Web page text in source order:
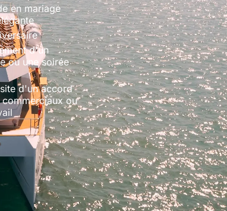
en mariage
d'un
ou une soirée
d'un accord
ou